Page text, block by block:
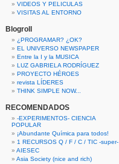
VIDEOS Y PELICULAS
VISITAS AL ENTORNO
Blogroll
¿PROGRAMAR? ¿OK?
EL UNIVERSO NEWSPAPER
Entre la I y la MUSICA
LUZ GABRIELA RODRÍGUEZ
PROYECTO HÉROES
revista LÍDERES
THINK SIMPLE NOW...
RECOMENDADOS
-EXPERIMENTOS- CIENCIA
POPULAR
¡Abundante Química para todos!
1 RECURSOS Q / F / C / TIC -super-
AIESEC
Asia Society (nice and rich)